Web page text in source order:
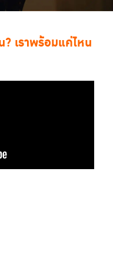
เราพร้อมแค่ไหน